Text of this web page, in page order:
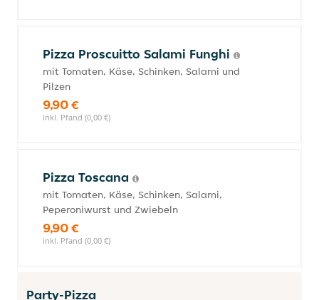
Pizza Proscuitto Salami Funghi
mit Tomaten, Käse, Schinken, Salami und
Pilzen
9,90 €
inkl. Pfand (0,00 €)
Pizza Toscana
mit Tomaten, Käse, Schinken, Salami,
Peperoniwurst und Zwiebeln
9,90 €
inkl. Pfand (0,00 €)
Party-Pizza